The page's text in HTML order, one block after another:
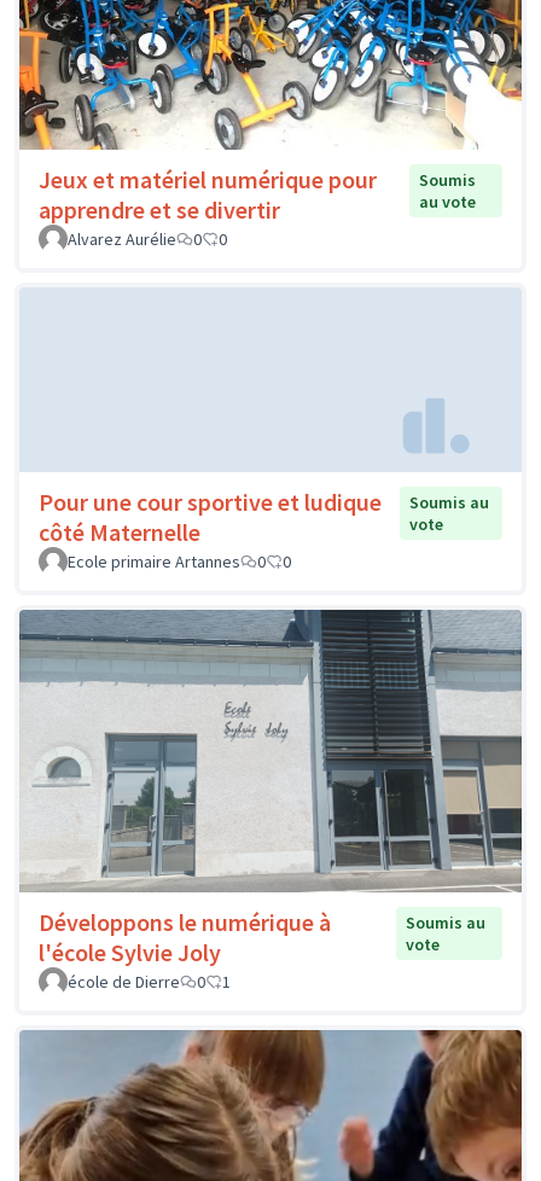
Jeux et matériel numérique pour
apprendre et se divertir
Soumis
au vote
Alvarez Aurélie
0 0
Pour une cour sportive et ludique
côté Maternelle
Soumis au
vote
Ecole primaire Artannes
0 0
Développons le numérique à
l'école Sylvie Joly
Soumis au
vote
école de Dierre
0 1